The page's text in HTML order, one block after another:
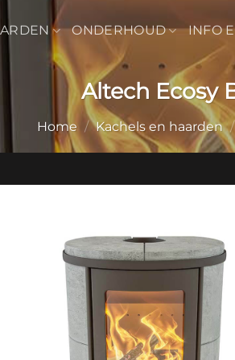
ONDERHOUD INFO
Altech Ecosy
Home / Kachels en haarden /